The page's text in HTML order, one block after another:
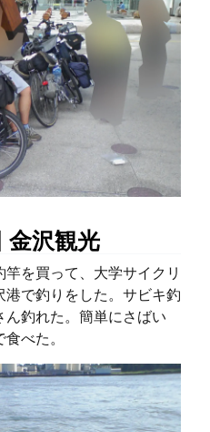
沢観光
を買って、大学サイクリ
で釣りをした。サビキ釣
ん釣れた。簡単にさばい
べた。